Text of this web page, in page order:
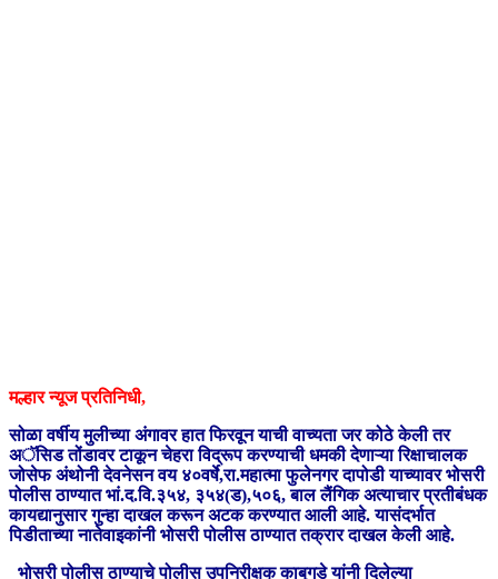
मल्हार न्यूज प्रतिनिधी,
सोळा वर्षीय मुलीच्या अंगावर हात फिरवून याची वाच्यता जर कोठे केली तर
अॅसिड तोंडावर टाकून चेहरा विद्रूप करण्याची धमकी देणाऱ्या रिक्षाचालक
जोसेफ अंथोनी देवनेसन वय ४०वर्षे,रा.महात्मा फुलेनगर दापोडी याच्यावर भोसरी
पोलीस ठाण्यात भां.द.वि.३५४, ३५४(ड),५०६, बाल लैंगिक अत्याचार प्रतीबंधक
कायद्यानुसार गुन्हा दाखल करून अटक करण्यात आली आहे. यासंदर्भात
पिडीताच्या नातेवाइकांनी भोसरी पोलीस ठाण्यात तक्रार दाखल केली आहे.
भोसरी पोलीस ठाण्याचे पोलीस उपनिरीक्षक काबुगडे यांनी दिलेल्या